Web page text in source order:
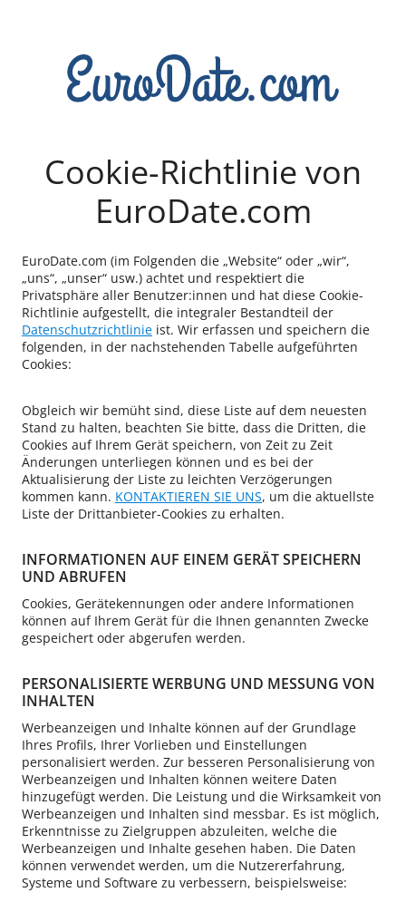
Cookie-Richtlinie von
EuroDate.com
EuroDate.com (im Folgenden die „Website“ oder „wir“,
„uns“, „unser“ usw.) achtet und respektiert die
Privatsphäre aller Benutzer:innen und hat diese Cookie-
Richtlinie aufgestellt, die integraler Bestandteil der
Datenschutzrichtlinie ist. Wir erfassen und speichern die
folgenden, in der nachstehenden Tabelle aufgeführten
Cookies:
Obgleich wir bemüht sind, diese Liste auf dem neuesten
Stand zu halten, beachten Sie bitte, dass die Dritten, die
Cookies auf Ihrem Gerät speichern, von Zeit zu Zeit
Änderungen unterliegen können und es bei der
Aktualisierung der Liste zu leichten Verzögerungen
kommen kann. KONTAKTIEREN SIE UNS, um die aktuellste
Liste der Drittanbieter-Cookies zu erhalten.
INFORMATIONEN AUF EINEM GERÄT SPEICHERN
UND ABRUFEN
Cookies, Gerätekennungen oder andere Informationen
können auf Ihrem Gerät für die Ihnen genannten Zwecke
gespeichert oder abgerufen werden.
PERSONALISIERTE WERBUNG UND MESSUNG VON
INHALTEN
Werbeanzeigen und Inhalte können auf der Grundlage
Ihres Profils, Ihrer Vorlieben und Einstellungen
personalisiert werden. Zur besseren Personalisierung von
Werbeanzeigen und Inhalten können weitere Daten
hinzugefügt werden. Die Leistung und die Wirksamkeit von
Werbeanzeigen und Inhalten sind messbar. Es ist möglich,
Erkenntnisse zu Zielgruppen abzuleiten, welche die
Werbeanzeigen und Inhalte gesehen haben. Die Daten
können verwendet werden, um die Nutzererfahrung,
Systeme und Software zu verbessern, beispielsweise: